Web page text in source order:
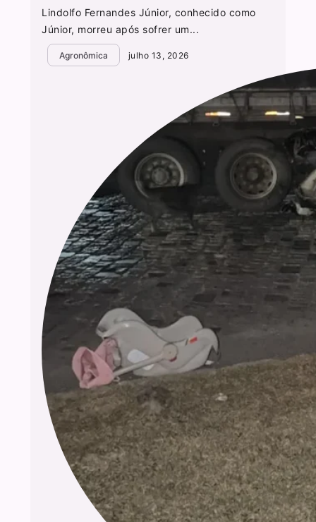
Lindolfo Fernandes Júnior, conhecido como
Júnior, morreu após sofrer um...
Agronômica julho 13, 2026